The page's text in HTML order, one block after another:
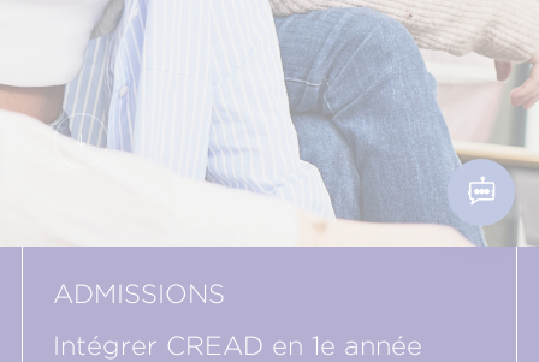
ADMISSIONS
Intégrer CREAD en 1e année